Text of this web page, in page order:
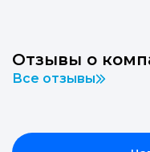
Отзывы о
Все отзывы